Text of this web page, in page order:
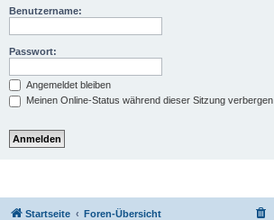
Benutzername:
Passwort:
Angemeldet bleiben
Meinen Online-Status während dieser Sitzung verbergen
Startseite Foren-Übersicht